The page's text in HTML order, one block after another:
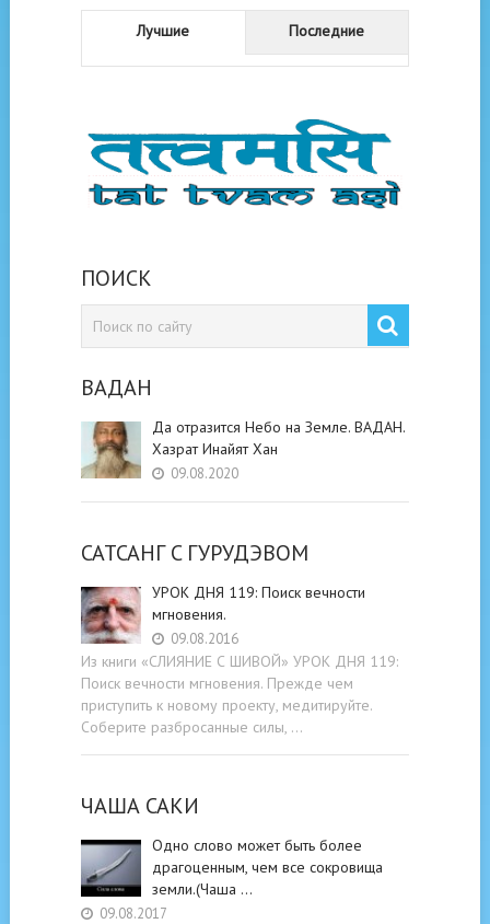
Лучшие Последние
ПОИСК
ВАДАН
Да отразится Небо на Земле. ВАДАН.
Хазрат Инайят Хан
09.08.2020
САТСАНГ C ГУРУДЭВОМ
УРОК ДНЯ 119: Поиск вечности
мгновения.
09.08.2016
Из книги «СЛИЯНИЕ С ШИВОЙ» УРОК ДНЯ 119:
Поиск вечности мгновения. Прежде чем
приступить к новому проекту, медитируйте.
Соберите разбросанные силы, …
ЧАША САКИ
Одно слово может быть более
драгоценным, чем все сокровища
земли.(Чаша …
09.08.2017